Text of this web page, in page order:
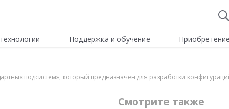
Поддержка и обучение
подсистем», который предназначен для разработки
Смотрите также